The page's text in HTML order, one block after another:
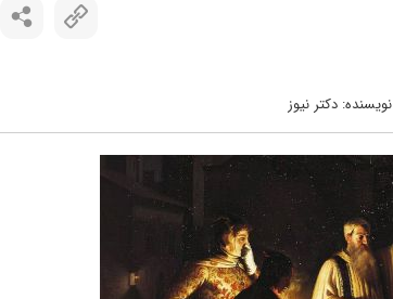
نویسنده: دکتر نیوز